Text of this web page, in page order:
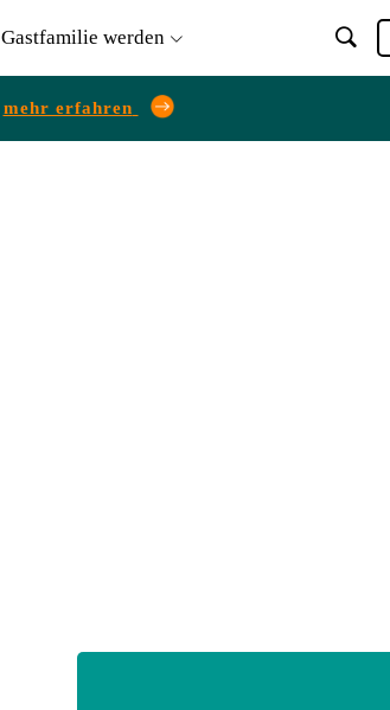
Gastfamilie werden
mehr erfahren